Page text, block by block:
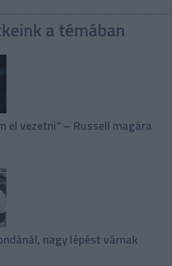
a témában
el vezetni” – Russell magára
nagy lépést várnak